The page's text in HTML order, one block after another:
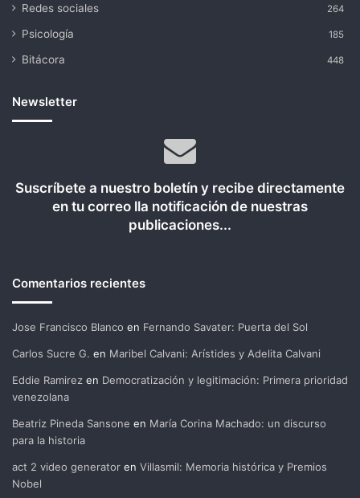
Redes sociales 264
Psicología 185
Bitácora 448
Newsletter
Suscríbete a nuestro boletín y recibe directamente
en tu correo lla notificación de nuestras
publicaciones...
Comentarios recientes
Jose Francisco Blanco en Fernando Savater: Puerta del Sol
Carlos Sucre G. en Maribel Calvani: Arístides y Adelita Calvani
Eddie Ramirez en Democratización y legitimación: Primera prioridad
venezolana
Beatriz Pineda Sansone en María Corina Machado: un discurso
para la historia
act 2 video generator en Villasmil: Memoria histórica y Premios
Nobel